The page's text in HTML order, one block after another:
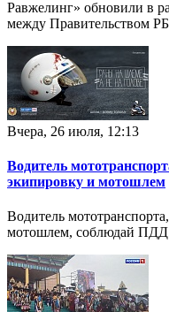
Равжелинг» обновили в
между Правительством
Вчера, 26 июля, 12:13
Водитель
экипировку и мотошлем
Водитель
мотошлем, соблюдай